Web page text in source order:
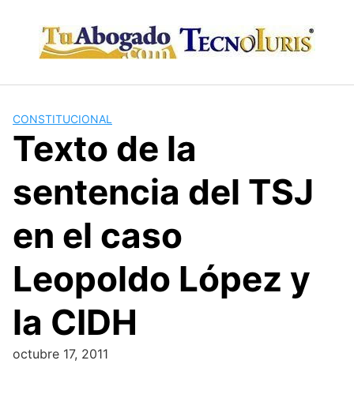
content
CONSTITUCIONAL
Texto de la
sentencia del TSJ
en el caso
Leopoldo López y
la CIDH
octubre 17, 2011